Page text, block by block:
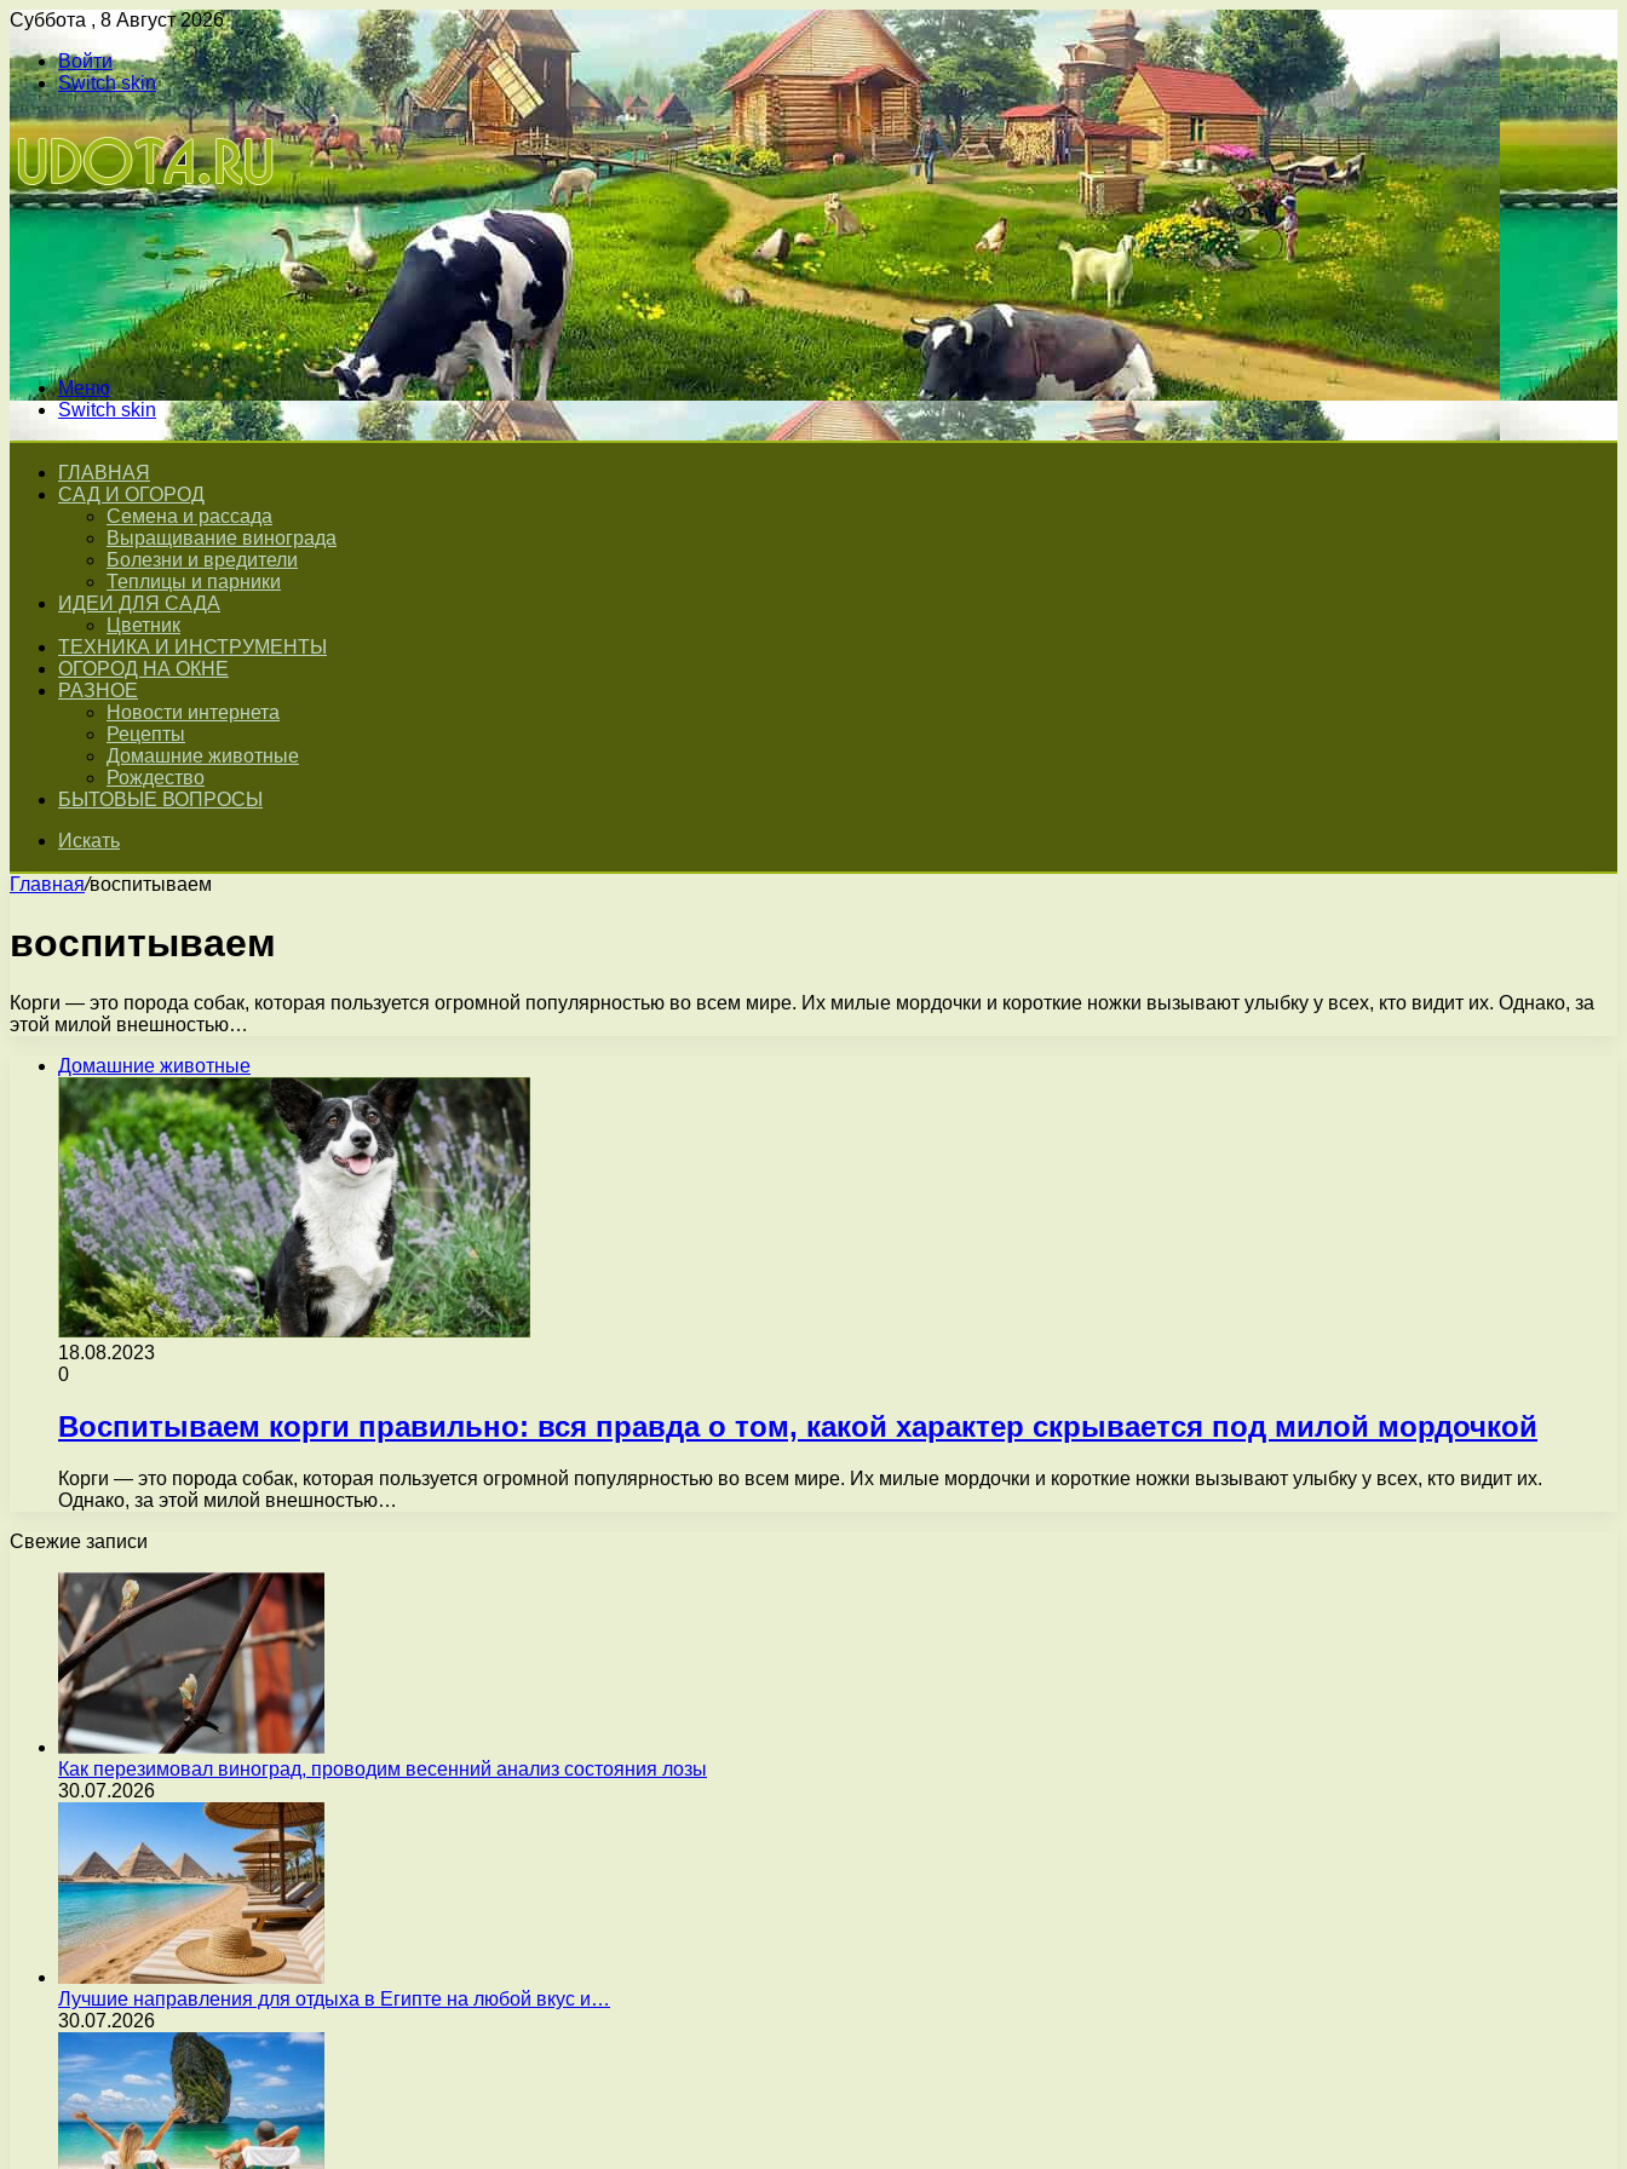
Суббота , 8 Август 2026
Войти
Switch skin
Меню
Switch skin
ГЛАВНАЯ
САД И ОГОРОД
Семена и рассада
Выращивание винограда
Болезни и вредители
Теплицы и парники
ИДЕИ ДЛЯ САДА
Цветник
ТЕХНИКА И ИНСТРУМЕНТЫ
ОГОРОД НА ОКНЕ
РАЗНОЕ
Новости интернета
Рецепты
Домашние животные
Рождество
БЫТОВЫЕ ВОПРОСЫ
Искать
Главная/воспитываем
воспитываем
Корги — это порода собак, которая пользуется огромной популярностью во всем мире. Их милые мордочки и короткие ножки вызывают улыбку у всех, кто видит их. Однако, за
этой милой внешностью…
Домашние животные
18.08.2023
0
Воспитываем корги правильно: вся правда о том, какой характер скрывается под милой мордочкой
Корги — это порода собак, которая пользуется огромной популярностью во всем мире. Их милые мордочки и короткие ножки вызывают улыбку у всех, кто видит их.
Однако, за этой милой внешностью…
Свежие записи
Как перезимовал виноград, проводим весенний анализ состояния лозы
30.07.2026
Лучшие направления для отдыха в Египте на любой вкус и…
30.07.2026